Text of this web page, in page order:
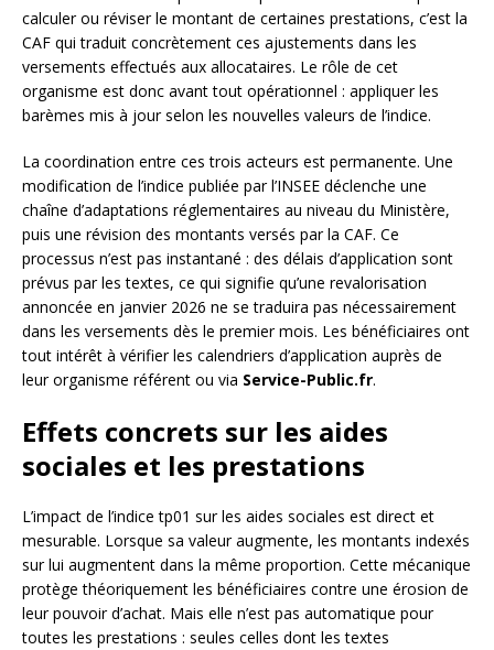
calculer ou réviser le montant de certaines prestations, c’est la
CAF qui traduit concrètement ces ajustements dans les
versements effectués aux allocataires. Le rôle de cet
organisme est donc avant tout opérationnel : appliquer les
barèmes mis à jour selon les nouvelles valeurs de l’indice.
La coordination entre ces trois acteurs est permanente. Une
modification de l’indice publiée par l’INSEE déclenche une
chaîne d’adaptations réglementaires au niveau du Ministère,
puis une révision des montants versés par la CAF. Ce
processus n’est pas instantané : des délais d’application sont
prévus par les textes, ce qui signifie qu’une revalorisation
annoncée en janvier 2026 ne se traduira pas nécessairement
dans les versements dès le premier mois. Les bénéficiaires ont
tout intérêt à vérifier les calendriers d’application auprès de
leur organisme référent ou via Service-Public.fr.
Effets concrets sur les aides
sociales et les prestations
L’impact de l’indice tp01 sur les aides sociales est direct et
mesurable. Lorsque sa valeur augmente, les montants indexés
sur lui augmentent dans la même proportion. Cette mécanique
protège théoriquement les bénéficiaires contre une érosion de
leur pouvoir d’achat. Mais elle n’est pas automatique pour
toutes les prestations : seules celles dont les textes